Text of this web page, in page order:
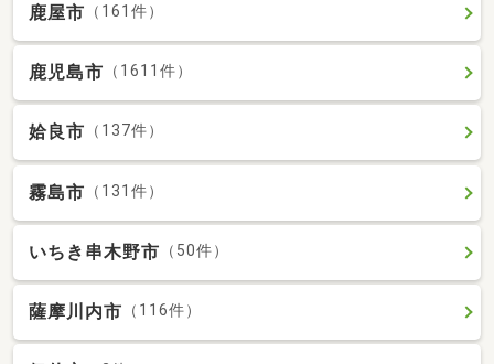
鹿屋市 （161件）
鹿児島市 （1611件）
姶良市 （137件）
霧島市 （131件）
いちき串木野市 （50件）
薩摩川内市 （116件）